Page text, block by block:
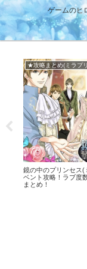
ゲームのヒ
★攻略まとめ(ミラプ
鏡の中のプリンセス(
ベント攻略！ラブ度
まとめ！